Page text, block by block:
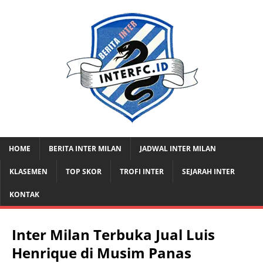
HOME BERITA INTER MILAN JADWAL INTER MILAN
KLASEMEN TOP SKOR TROFI INTER SEJARAH INTER
KONTAK
Inter Milan Terbuka Jual Luis
Henrique di Musim Panas